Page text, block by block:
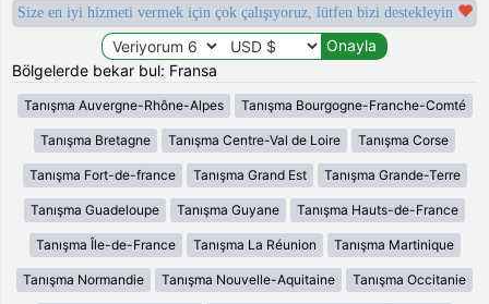
Size en iyi hizmeti vermek için çok çalışıyoruz, lütfen bizi destekleyin
Bölgelerde bekar bul: Fransa
Tanışma Auvergne-Rhône-Alpes Tanışma Bourgogne-Franche-Comté
Tanışma Bretagne Tanışma Centre-Val de Loire Tanışma Corse
Tanışma Fort-de-france Tanışma Grand Est Tanışma Grande-Terre
Tanışma Guadeloupe Tanışma Guyane Tanışma Hauts-de-France
Tanışma Île-de-France Tanışma La Réunion Tanışma Martinique
Tanışma Normandie Tanışma Nouvelle-Aquitaine Tanışma Occitanie